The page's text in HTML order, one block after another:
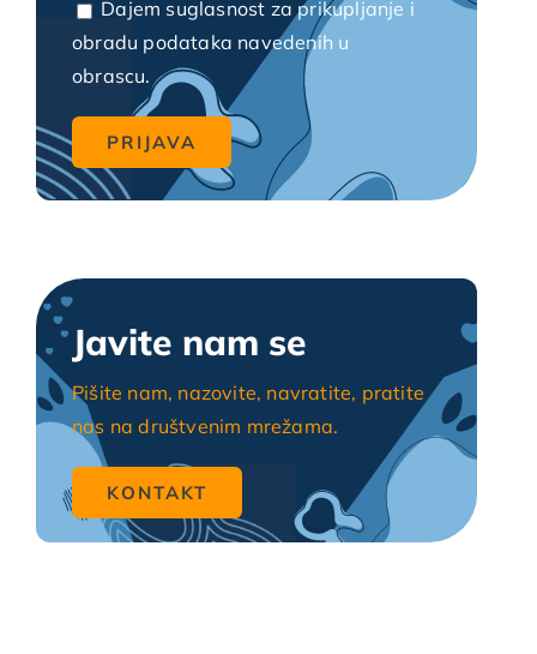
Dajem suglasnost za prikupljanje i
obradu podataka navedenih u
obrascu.
Javite nam se
Pišite nam, nazovite, navratite, pratite
nas na društvenim mrežama.
KONTAKT